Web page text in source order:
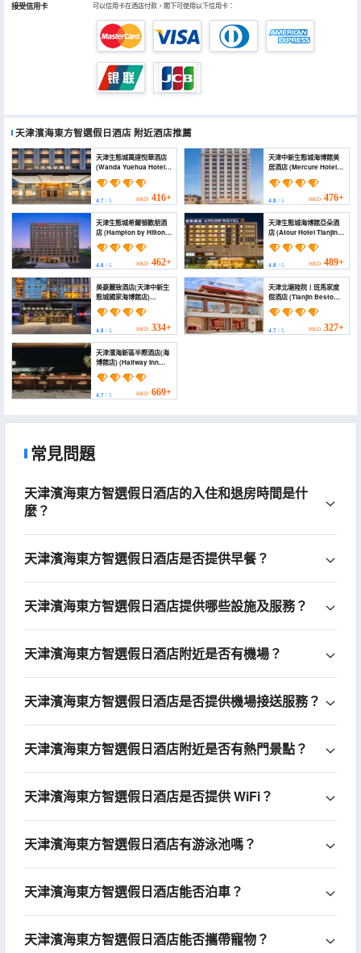
接受信用卡 可以信用卡在酒店付款，閣下可使用以下信用卡：
天津濱海東方智選假日酒店 附近酒店推薦
天津生態城萬達悅華酒店
(Wanda Yuehua Hotel,
4.7 / 5 HKD 416+
天津中新生態城海博館美
居酒店 (Mercure Hotel
4.8/ 5 HKD 476+
天津生態城希爾頓歡朋酒
店 (Hampton by Hilton
Tianjin Eco-city)
4.8 / 5 HKD 462+
天津生態城海博館亞朵酒
店 (Atour Hotel Tianjin
Eco-City Haiboguan)
4.8/ 5 HKD 489+
美豪麗致酒店(天津中新生
態城國家海博館店)
(MEHOOD LESTIE Hotel
(Tianjin Zhongxin
Ecological City National
Sea Expo Store))
4.8 / 5 HKD 334+
天津北塘陸院丨班馬家度
假酒店 (Tianjin Bestown
Courtyard Of Banma
Resorts)
4.7/ 5 HKD 327+
天津濱海新區半際酒店(海
博館店) (Halfway Inn
Tianjin Binhai New Area
Eco-City Hai Bo
Museum Branch)
4.7 / 5 HKD 669+
常見問題
天津濱海東方智選假日酒店的入住和退房時間是什
麼？
天津濱海東方智選假日酒店是否提供早餐？
天津濱海東方智選假日酒店提供哪些設施及服務？
天津濱海東方智選假日酒店附近是否有機場？
天津濱海東方智選假日酒店是否提供機場接送服務？
天津濱海東方智選假日酒店附近是否有熱門景點？
天津濱海東方智選假日酒店是否提供 WiFi？
天津濱海東方智選假日酒店有游泳池嗎？
天津濱海東方智選假日酒店能否泊車？
天津濱海東方智選假日酒店能否攜帶寵物？